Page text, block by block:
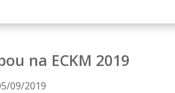
na ECKM 2019
09/2019